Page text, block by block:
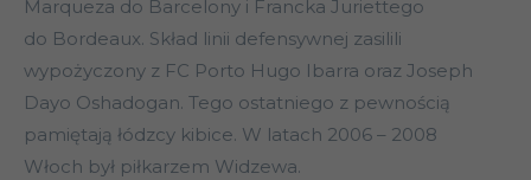
Marqueza do Barcelony i Francka Juriettego
do Bordeaux. Skład linii defensywnej zasilili
wypożyczony z FC Porto Hugo Ibarra oraz Joseph
Dayo Oshadogan. Tego ostatniego z pewnością
pamiętają łódzcy kibice. W latach 2006 – 2008
Włoch był piłkarzem Widzewa.